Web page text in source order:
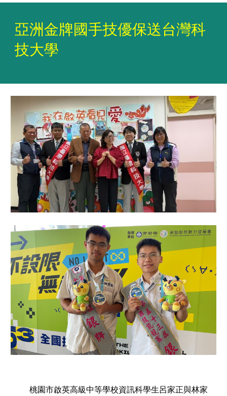
亞洲金牌國手技優保送台灣科
技大學
桃園市啟英高級中等學校資訊科學生呂家正與林家